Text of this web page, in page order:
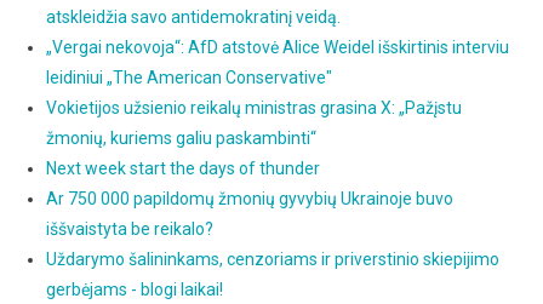
atskleidžia savo antidemokratinį veidą.
„Vergai nekovoja“: AfD atstovė Alice Weidel išskirtinis interviu
leidiniui „The American Conservative"
Vokietijos užsienio reikalų ministras grasina X: „Pažįstu
žmonių, kuriems galiu paskambinti“
Next week start the days of thunder
Ar 750 000 papildomų žmonių gyvybių Ukrainoje buvo
iššvaistyta be reikalo?
Uždarymo šalininkams, cenzoriams ir priverstinio skiepijimo
gerbėjams - blogi laikai!